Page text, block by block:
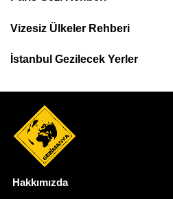
Menu
Vizesiz Ülkeler Rehberi
İstanbul Gezilecek Yerler
Hakkımızda